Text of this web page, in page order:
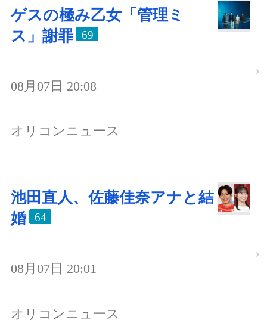
ゲスの極み乙女「管理ミ
ス」謝罪
69
08月07日 20:08
オリコンニュース
池田直人、佐藤佳奈アナと結
婚
64
08月07日 20:01
オリコンニュース